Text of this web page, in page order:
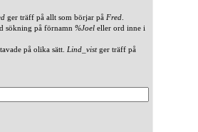
ger träff på allt som börjar på Fred
sökning på förnamn %Joel eller ord inne i
på olika sätt. Lind_vistger träff på